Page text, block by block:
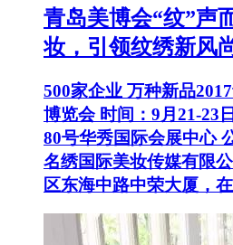
青岛美博会“纹”
妆，引领纹绣新风
500家企业 万种新品
博览会 时间：9月21-23
80号华秀国际会展中
名绣国际美妆传媒有限
区东海中路中荣大厦，